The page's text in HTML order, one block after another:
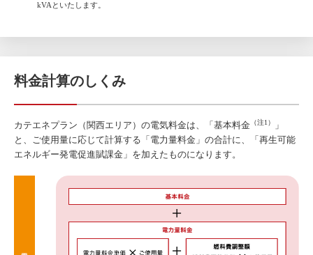
kVAといたします。
料金計算のしくみ
カテエネプラン（関西エリア）の電気料金は、「基本料金 （注1）
」
と、ご使用量に応じて計算する「電力量料金」の合計に、「再生可能
エネルギー発電促進賦課金」を加えたものになります。